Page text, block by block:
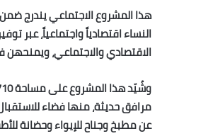
هذا المشروع الاجتماعي يندرج
النساء اقتصادياً واجتماعياً، عبر
الاقتصادي والاجتماعي، ويمنحهن
مرافق حديثة، منها فضاء
عن مطبخ وجناح للإيواء وحضانة